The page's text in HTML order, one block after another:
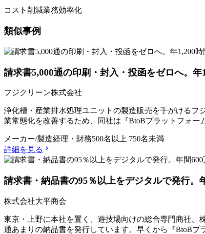
コスト削減業務効率化
類似事例
請求書5,000通の印刷・封入・投函をゼロへ。年
フジクリーン株式会社
浄化槽・産業排水処理ユニットの製造販売を手がけるフ
業常態化を改善するため、同社は『BtoBプラットフォー
メーカー/製造経理・財務500名以上 750名未満
詳細を見る
請求書・納品書の95％以上をデジタルで発行。
株式会社大平商会
東京・上野に本社を置く、遊技場向けの総合専門商社、
通あまりの納品書を発行しています。早くから『BtoB